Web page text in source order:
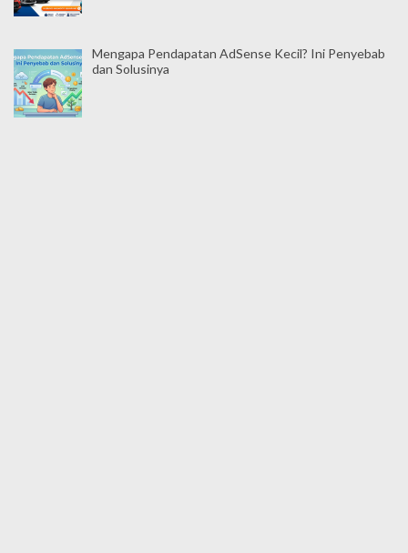
Mengapa Pendapatan AdSense Kecil? Ini Penyebab
dan Solusinya